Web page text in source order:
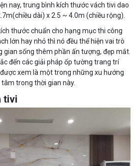
nay, trung bình kích thước vách tivi dao
dài) x 2.5 ~ 4.0m (chiều rộng).
thước chuẩn cho hạng mục thi công
lớn hay nhỏ thì nó đều thể hiện vai trò
gian sống thêm phần ấn tượng, đẹp mắt.
đến các giải pháp ốp tường trang trí
xem là một trong những xu hướng
trong thời gian này.
tivi